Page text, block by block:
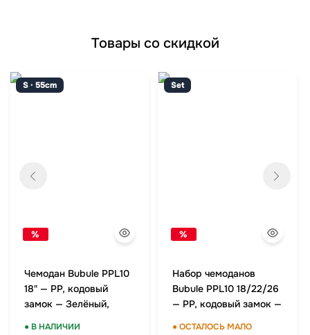
Товары со скидкой
S · 55cm
%
Чемодан Bubule PPL10
18" — PP, кодовый
замок — Зелёный,
● В НАЛИЧИИ
Set
%
Набор чемоданов
Bubule PPL10 18/22/26
— PP, кодовый замок —
● ОСТАЛОСЬ МАЛО